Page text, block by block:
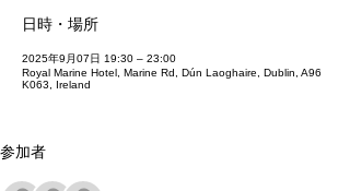
日時・場所
2025年9月07日 19:30 – 23:00
Royal Marine Hotel, Marine Rd, Dún Laoghaire, Dublin, A96
K063, Ireland
参加者